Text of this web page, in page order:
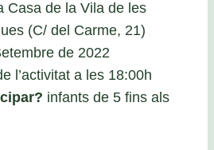
Casa de la Vila de les
(C/ del Carme, 21)
de 2022
l’activitat a les 18:00h
infants de 5 fins als